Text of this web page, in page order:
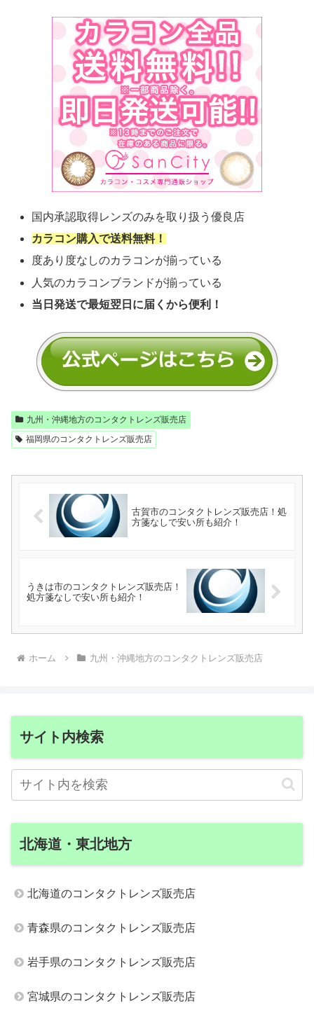
国内承認取得レンズのみを取り扱う優良店
カラコン購入で送料無料！
度あり度なしのカラコンが揃っている
人気のカラコンブランドが揃っている
当日発送で最短翌日に届くから便利！
九州・沖縄地方のコンタクトレンズ販売店
福岡県のコンタクトレンズ販売店
古賀市のコンタクトレンズ販売店！処
方箋なしで安い所も紹介！
うきは市のコンタクトレンズ販売店！
処方箋なしで安い所も紹介！
ホーム 九州・沖縄地方のコンタクトレンズ販売店
サイト内検索
北海道・東北地方
北海道のコンタクトレンズ販売店
青森県のコンタクトレンズ販売店
岩手県のコンタクトレンズ販売店
宮城県のコンタクトレンズ販売店